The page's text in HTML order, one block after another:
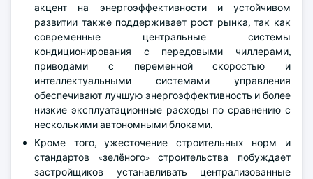
акцент на энергоэффективности и устойчивом
развитии также поддерживает рост рынка, так как
современные центральные системы
кондиционирования с передовыми чиллерами,
приводами с переменной скоростью и
интеллектуальными системами управления
обеспечивают лучшую энергоэффективность и более
низкие эксплуатационные расходы по сравнению с
несколькими автономными блоками.
Кроме того, ужесточение строительных норм и
стандартов «зелёного» строительства побуждает
застройщиков устанавливать централизованные